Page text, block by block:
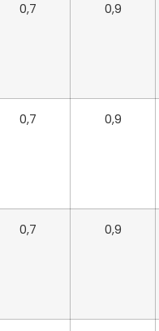
0,7 0,9
0,7 0,9
0,7 0,9